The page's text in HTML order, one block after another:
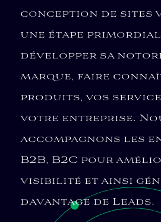
conception de sites
une étape
développer sa
marque, faire
produits, vos
votre entreprise.
accompagnons les
B2B, B2C pour
visibilité et ainsi
davantage de Leads.